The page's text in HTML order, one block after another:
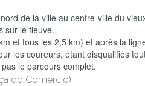
de la ville au centre-ville du
sur le fleuve.
et tous les 2,5 km) et après la
les coureurs, étant disqualifiés
le parcours complet.
do Comercio).